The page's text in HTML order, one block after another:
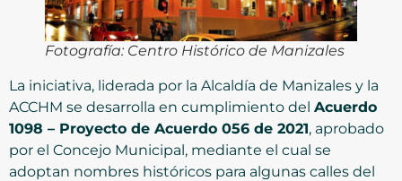
Fotografía: Centro Histórico de Manizales
La iniciativa, liderada por la Alcaldía de Manizales y la
ACCHM se desarrolla en cumplimiento del Acuerdo
1098 – Proyecto de Acuerdo 056 de 2021, aprobado
por el Concejo Municipal, mediante el cual se
adoptan nombres históricos para algunas calles del